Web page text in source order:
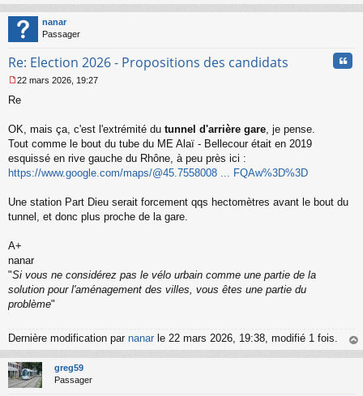
au
nanar
Passager
Re: Election 2026 - Propositions des candidats
e
s
g
e
n
n
u
22 mars 2026, 19:27
Re
OK, mais ça, c'est l'extrémité du tunnel d'arrière gare, je pense.
Tout comme le bout du tube du ME Alaï - Bellecour était en 2019
esquissé en rive gauche du Rhône, à peu près ici :
https://www.google.com/maps/@45.7558008 ... FQAw%3D%3D
Une station Part Dieu serait forcement qqs hectomètres avant le bout du
tunnel, et donc plus proche de la gare.
A+
nanar
"Si vous ne considérez pas le vélo urbain comme une partie de la
solution pour l'aménagement des villes, vous êtes une partie du
problème"
Dernière modification par nanar le 22 mars 2026, 19:38, modifié 1 fois.
au
greg59
Passager